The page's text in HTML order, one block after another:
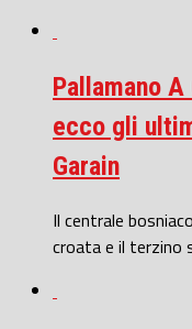
Pallamano
ecco gli
Garain
Il centrale
croata e il terzino